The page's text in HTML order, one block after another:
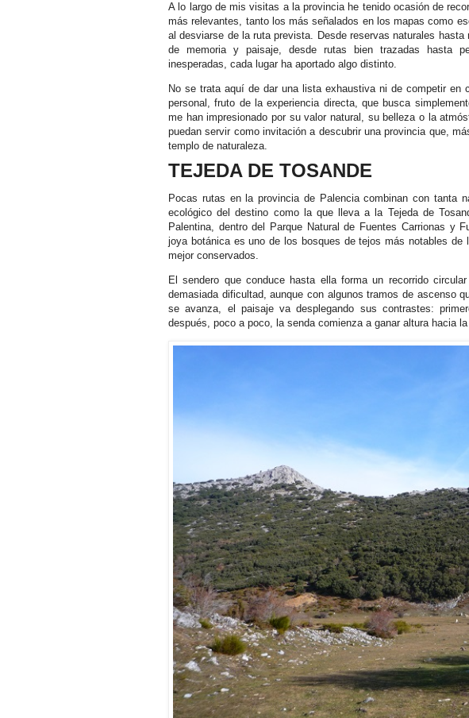
A lo largo de mis visitas a la provincia he tenido ocasión de
más relevantes, tanto los más señalados en los mapas como
al desviarse de la ruta prevista. Desde reservas naturales
de memoria y paisaje, desde rutas bien trazadas hasta
inesperadas, cada lugar ha aportado algo distinto.
No se trata aquí de dar una lista exhaustiva ni de competir en
personal, fruto de la experiencia directa, que busca
me han impresionado por su valor natural, su belleza o la
puedan servir como invitación a descubrir una provincia que,
templo de naturaleza.
TEJEDA DE TOSANDE
Pocas rutas en la provincia de Palencia combinan con tanta
ecológico del destino como la que lleva a la Tejeda de
Palentina, dentro del Parque Natural de Fuentes Carrionas y
joya botánica es uno de los bosques de tejos más notables
mejor conservados.
El sendero que conduce hasta ella forma un recorrido
demasiada dificultad, aunque con algunos tramos de ascenso
se avanza, el paisaje va desplegando sus contrastes:
después, poco a poco, la senda comienza a ganar altura hacia